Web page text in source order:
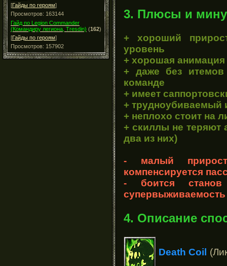
[Гайды по героям]
Просмотров: 163144
Гайд по Legion Commander
(Командиру легиона, Tresdin) (162)
[Гайды по героям]
Просмотров: 157902
3. Плюсы и
+ хороший
уровень
+ хорошая анимация
+ даже без
команде
+ имеет
+ трудноубиваемый
+ неплохо стоит на
+ скиллы не теряют
два из них)
- малый
компенсируется
- боится
4. Описание
Death Coil